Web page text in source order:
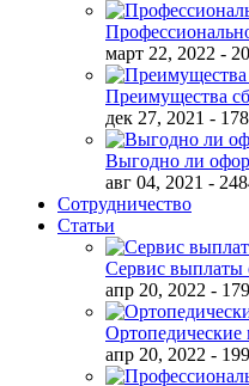
март 22, 2022 -
Преимущества
дек 27, 2021 -
Выгодно ли
авг 04, 2021 -
Сотрудничество
Статьи
Сервис выплаты
апр 20, 2022 -
Ортопедические
апр 20, 2022 -